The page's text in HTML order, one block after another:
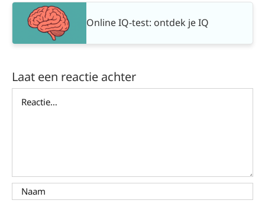
Online IQ-test: ontdek je IQ
Laat een reactie achter